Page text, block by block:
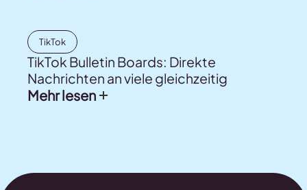
TikTok
TikTok Bulletin Boards: Direkte
Nachrichten an viele gleichzeitig
Mehr lesen